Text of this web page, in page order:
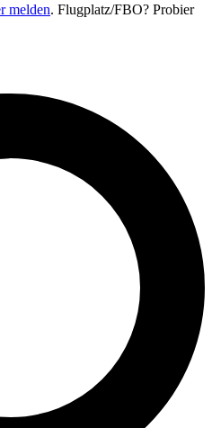
melden. Flugplatz/FBO? Probier